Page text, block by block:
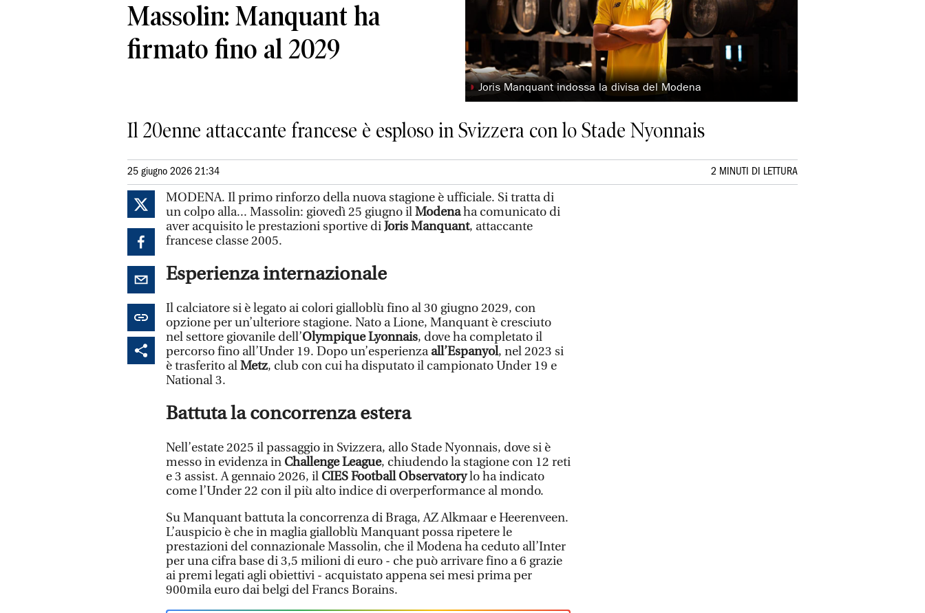
Massolin: Manquant ha
firmato fino al 2029
◗ Joris Manquant indossa la divisa del Modena
Il 20enne attaccante francese è esploso in Svizzera con lo Stade Nyonnais
25 giugno 2026 21:34 2 MINUTI DI LETTURA
MODENA. Il primo rinforzo della nuova stagione è ufficiale. Si tratta di
un colpo alla... Massolin: giovedì 25 giugno ilModenaha comunicato di
aver acquisito le prestazioni sportive diJoris Manquant, attaccante
francese classe 2005.
Esperienza internazionale
Il calciatore si è legato ai colori gialloblù fino al 30 giugno 2029, con
opzione per un’ulteriore stagione. Nato a Lione, Manquant è cresciuto
nel settore giovanile dell’Olympique Lyonnais, dove ha completato il
percorso fino all’Under 19. Dopo un’esperienzaall’Espanyol, nel 2023 si
è trasferito alMetz, club con cui ha disputato il campionato Under 19 e
National 3.
Battuta la concorrenza estera
Nell’estate 2025 il passaggio in Svizzera, allo Stade Nyonnais, dove si è
messo in evidenza in Challenge League, chiudendo la stagione con 12 reti
e 3 assist. A gennaio 2026, il CIES Football Observatorylo ha indicato
come l’Under 22 con il più alto indice di overperformance al mondo.
Su Manquant battuta la concorrenza di Braga, AZ Alkmaar e Heerenveen.
L’auspicio è che in maglia gialloblù Manquant possa ripetere le
prestazioni del connazionale Massolin, che il Modena ha ceduto all’Inter
per una cifra base di 3,5 milioni di euro - che può arrivare fino a 6 grazie
ai premi legati agli obiettivi - acquistato appena sei mesi prima per
900mila euro dai belgi del Francs Borains.